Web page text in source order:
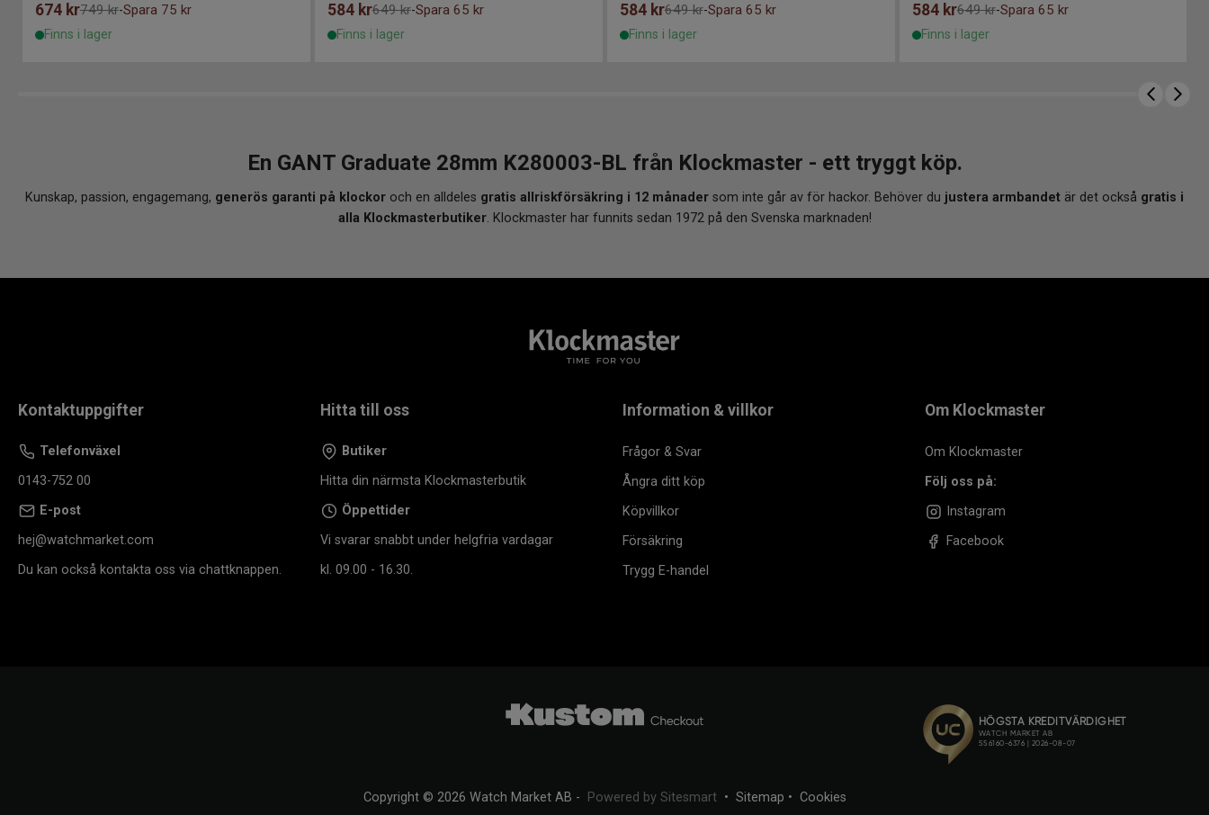
674 kr749 kr-Spara 75 kr
Finns i lager
584 kr649 kr-Spara 65 kr
Finns i lager
584 kr649 kr-Spara 65 kr
Finns i lager
584 kr649 kr-Spara 65 kr
Finns i lager
En GANT Graduate 28mm K280003-BL från Klockmaster - ett tryggt köp.
Kunskap, passion, engagemang, generös garanti på klockor och en alldeles gratis allriskförsäkring i 12 månader som inte går av för hackor. Behöver du justera armbandet är det också gratis i
alla Klockmasterbutiker. Klockmaster har funnits sedan 1972 på den Svenska marknaden!
Kontaktuppgifter
Telefonväxel
0143-752 00
E-post
hej@watchmarket.com
Du kan också kontakta oss via chattknappen.
Hitta till oss
Butiker
Hitta din närmsta Klockmasterbutik
Öppettider
Vi svarar snabbt under helgfria vardagar
kl. 09.00 - 16.30.
Information & villkor
Frågor & Svar
Ångra ditt köp
Köpvillkor
Försäkring
Trygg E-handel
Om Klockmaster
Om Klockmaster
Följ oss på:
Instagram
Facebook
Copyright © 2026 Watch Market AB - Powered by Sitesmart• Sitemap • Cookies